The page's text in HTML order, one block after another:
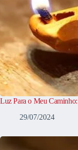
Luz Para o Meu
29/07/2024